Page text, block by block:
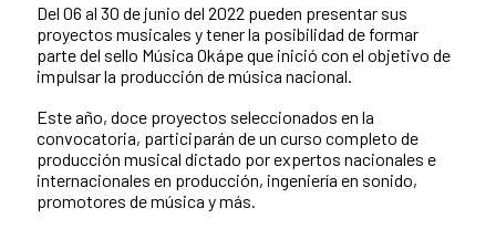
Del 06 al 30 de junio del 2022 pueden presentar sus
proyectos musicales y tener la posibilidad de formar
parte del sello Música Okápe que inició con el objetivo de
impulsar la producción de música nacional.
Este año, doce proyectos seleccionados en la
convocatoria, participarán de un curso completo de
producción musical dictado por expertos nacionales e
internacionales en producción, ingeniería en sonido,
promotores de música y más.